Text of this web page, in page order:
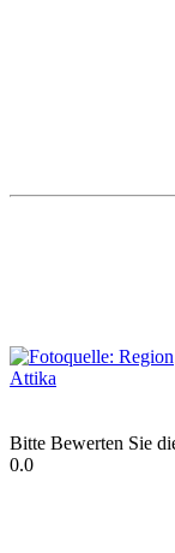
Bitte Bewerten Sie
0.0